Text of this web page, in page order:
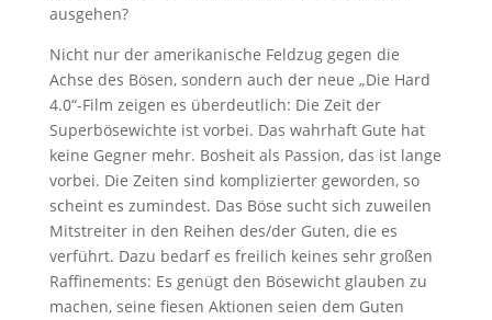
ausgehen?
Nicht nur der amerikanische Feldzug gegen die
Achse des Bösen, sondern auch der neue „Die Hard
4.0“-Film zeigen es überdeutlich: Die Zeit der
Superbösewichte ist vorbei. Das wahrhaft Gute hat
keine Gegner mehr. Bosheit als Passion, das ist lange
vorbei. Die Zeiten sind komplizierter geworden, so
scheint es zumindest. Das Böse sucht sich zuweilen
Mitstreiter in den Reihen des/der Guten, die es
verführt. Dazu bedarf es freilich keines sehr großen
Raffinements: Es genügt den Bösewicht glauben zu
machen, seine fiesen Aktionen seien dem Guten